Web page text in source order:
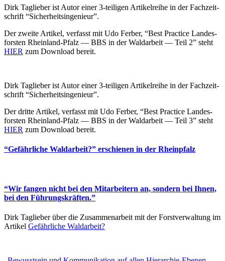
Dirk Taglieber ist Autor einer 3‑teiligen Artikel­reihe in der Fachzeit­
schrift “Sicher­heits­in­ge­nieur”.
Der zweite Artikel, verfasst mit Udo Ferber, “Best Practice Landes­
forsten Rheinland-Pfalz — BBS in der Waldarbeit — Teil 2” steht
HIER zum Download bereit.
Dirk Taglieber ist Autor einer 3‑teiligen Artikel­reihe in der Fachzeit­
schrift “Sicher­heits­in­ge­nieur”.
Der dritte Artikel, verfasst mit Udo Ferber, “Best Practice Landes­
forsten Rheinland-Pfalz — BBS in der Waldarbeit — Teil 3” steht
HIER zum Download bereit.
“Gefähr­liche Waldarbeit?” erschienen in der Rhein­pfalz
“Wir fangen nicht bei den Mitar­beitern an, sondern bei Ihnen,
bei den Führungs­kräften.”
Dirk Taglieber über die Zusam­men­arbeit mit der Forst­ver­waltung im
Artikel Gefähr­liche Waldarbeit?